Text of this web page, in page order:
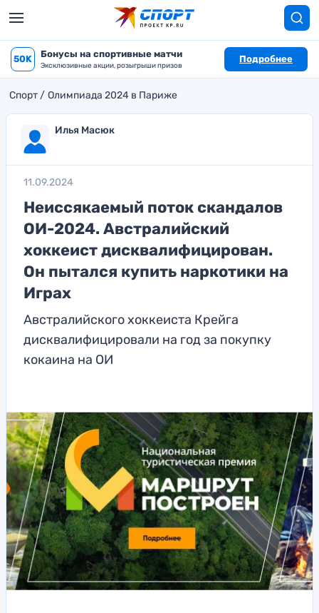
50K Бонусы на спортивные матчи
Эксклюзивные акции, розыгрыши призов
Подробнее
Спорт Олимпиада 2024 в Париже
Илья Масюк
11.09.2024
Неиссякаемый поток скандалов
ОИ-2024. Австралийский
хоккеист дисквалифицирован.
Он пытался купить наркотики на
Играх
Австралийского хоккеиста Крейга
дисквалифицировали на год за покупку
кокаина на ОИ